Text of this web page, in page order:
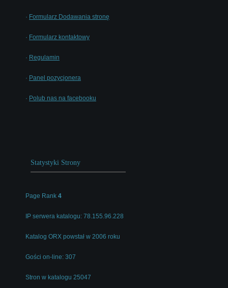
· Formularz Dodawania stronę
· Formularz kontaktowy
· Regulamin
· Panel pozycjonera
· Polub nas na facebooku
Statystyki Strony
Page Rank 4
IP serwera katalogu: 78.155.96.228
Katalog ORX powstał w 2006 roku
Gości on-line: 307
Stron w katalogu 25047